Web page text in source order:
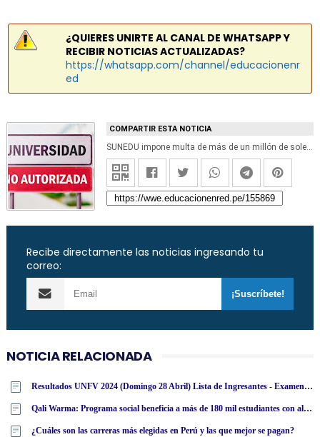
¿QUIERES UNIRTE AL CANAL DE WHATSAPP Y
RECIBIR NOTICIAS ACTUALIZADAS?
https://whatsapp.com/channel/educacionenr
ed
COMPARTIR ESTA NOTICIA
SUNEDU impone multa de más de un millón de soles por prestar servicio educativo sin autorización - www.sunedu.gob.pe
Recibe directamente las noticias ingresando tu
correo:
NOTICIA RELACIONADA
Resultados UNFV 2024 (Domingo 28 Abril) Lista de Ingresantes - Examen Admisión Ordinario y Extraordinario - Universidad Nacional Federico Villarreal - www·unfv·edu·pe
Qali Warma: Programa social beneficia a más de 180 mil estudiantes con alimentos nutritivos en San Martín
¿Cuáles son las carreras más elegidas en Perú y las que mejor se pagan?